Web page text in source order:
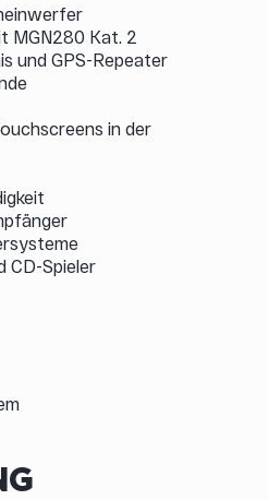
MGN280 Kat. 2
und GPS-Repeater
in der
CD-Spieler